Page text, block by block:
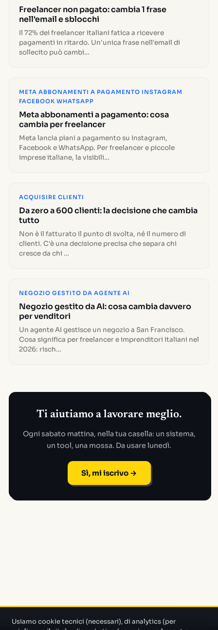
Freelancer non pagato: cambia 1 frase
nell'email e sblocchi
Il 72% dei freelancer italiani fatica a ricevere
pagamenti in ritardo. Un'unica frase nell'email di
sollecito può cambi…
META ABBONAMENTI A PAGAMENTO INSTAGRAM
FACEBOOK WHATSAPP
Meta abbonamenti a pagamento: cosa
cambia per freelancer
Meta lancia piani a pagamento su Instagram,
Facebook e WhatsApp. Per freelancer e piccole
imprese italiane, la visibili…
ACQUISIRE CLIENTI
Da zero a 600 clienti: la decisione che cambia
tutto
Non è il fatturato il punto di svolta, né il numero di
clienti. C'è una decisione precisa che separa chi
cresce da chi …
NEGOZIO GESTITO DA AGENTE AI
Negozio gestito da AI: cosa cambia davvero
per venditori
Un agente AI gestisce un negozio a San Francisco.
Cosa significa per freelancer e imprenditori italiani nel
2026: risch…
Ti aiutiamo a lavorare meglio.
Ogni sabato mattina, nella tua casella: un sistema,
un tool, una mossa. Da usare lunedì.
Sì, mi iscrivo →
Usiamo cookie tecnici (necessari), di analytics (per